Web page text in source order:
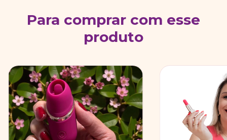
Para comprar com esse
produto